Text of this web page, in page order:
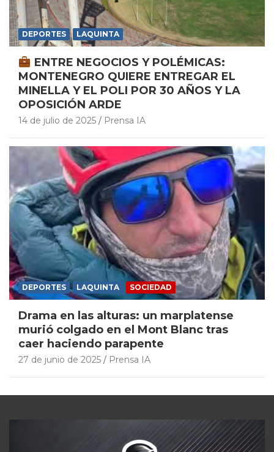
DEPORTES LAQUINTA
ENTRE NEGOCIOS Y POLÉMICAS:
MONTENEGRO QUIERE ENTREGAR EL
MINELLA Y EL POLI POR 30 AÑOS Y LA
OPOSICIÓN ARDE
14 de julio de 2025 Prensa IA
DEPORTES LAQUINTA SOCIEDAD
Drama en las alturas: un marplatense
murió colgado en el Mont Blanc tras
caer haciendo parapente
27 de junio de 2025 Prensa IA